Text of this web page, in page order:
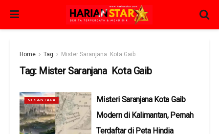
Home Tag Mister Saranjana Kota Gaib
Tag: Mister Saranjana Kota Gaib
NUSANTARA
Misteri Saranjana Kota Gaib
Modern di Kalimantan, Pernah
Terdaftar di Peta Hindia